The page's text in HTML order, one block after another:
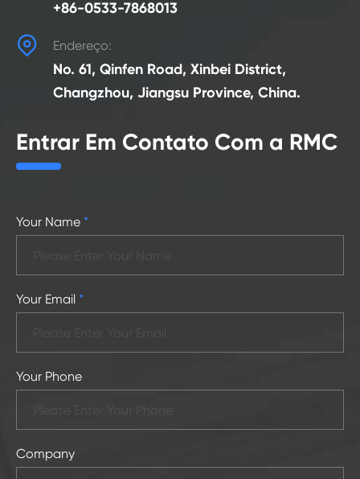
+86-0533-7868013
 Endereço:
No. 61, Qinfen Road, Xinbei District,
Changzhou, Jiangsu Province, China.
Entrar Em Contato Com a RMC
Your Name *
Your Email *
Your Phone
Company